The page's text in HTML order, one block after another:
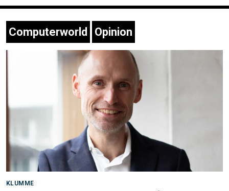
Computerworld Opinion
KLUMME